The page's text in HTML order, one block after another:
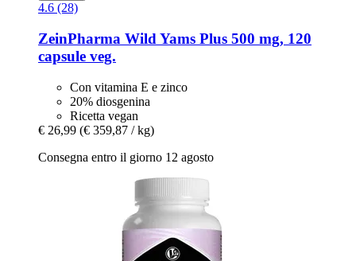
4.6 (28)
ZeinPharma Wild Yams Plus 500 mg, 120
capsule veg.
Con vitamina E e zinco
20% diosgenina
Ricetta vegan
€ 26,99 (€ 359,87 / kg)
Consegna entro il giorno 12 agosto